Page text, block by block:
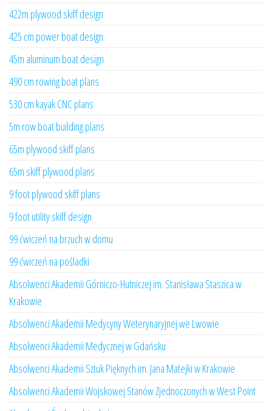
422m plywood skiff design
425 cm power boat design
45m aluminum boat design
490 cm rowing boat plans
530 cm kayak CNC plans
5m row boat building plans
65m plywood skiff plans
65m skiff plywood plans
9 foot plywood skiff plans
9 foot utility skiff design
99 ćwiczeń na brzuch w domu
99 ćwiczeń na pośladki
Absolwenci Akademii Górniczo-Hutniczej im. Stanisława Staszica w
Krakowie
Absolwenci Akademii Medycyny Weterynaryjnej we Lwowie
Absolwenci Akademii Medycznej w Gdańsku
Absolwenci Akademii Sztuk Pięknych im. Jana Matejki w Krakowie
Absolwenci Akademii Wojskowej Stanów Zjednoczonych w West Point